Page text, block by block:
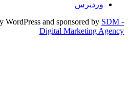
CarzineTheme, Powered by